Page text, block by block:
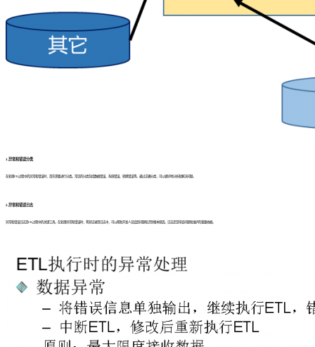
1.异常和错误分类
在处理ETL过程中的异常和错误时，首先需要进行分类。常见的分类包括数据错误、系统错误、转换错误等。通过正确分类，可以更好地分析和解决问题。
2.异常和错误日志
异常和错误日志是ETL过程中的关键工具。在处理异常和错误时，将其记录到日志中，可以帮助开发人员追踪问题和识别根本原因。日志还是排查问题和维护的重要依据。